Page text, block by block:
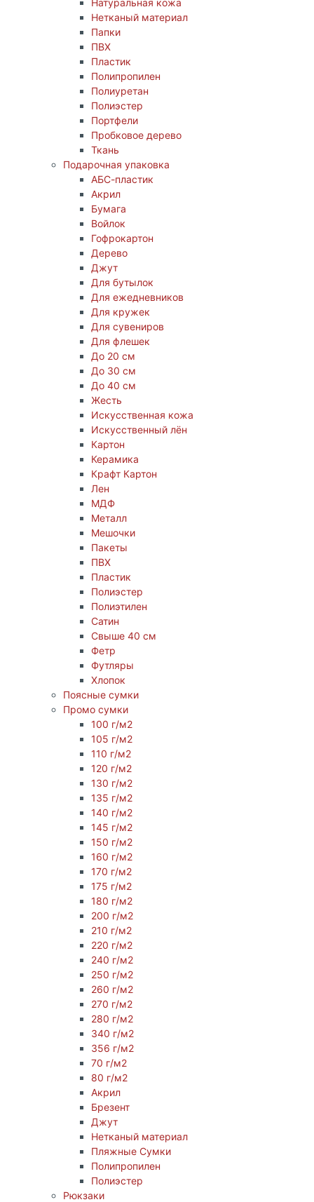
Нетканый материал
Папки
ПВХ
Пластик
Полипропилен
Полиуретан
Полиэстер
Портфели
Пробковое дерево
Ткань
Подарочная упаковка
АБС-пластик
Акрил
Бумага
Войлок
Гофрокартон
Дерево
Джут
Для бутылок
Для ежедневников
Для кружек
Для сувениров
Для флешек
До 20 см
До 30 см
До 40 см
Жесть
Искусственная кожа
Искусственный лён
Картон
Керамика
Крафт Картон
Лен
МДФ
Металл
Мешочки
Пакеты
ПВХ
Пластик
Полиэстер
Полиэтилен
Сатин
Свыше 40 см
Фетр
Футляры
Хлопок
Поясные сумки
Промо сумки
100 г/м2
105 г/м2
110 г/м2
120 г/м2
130 г/м2
135 г/м2
140 г/м2
145 г/м2
150 г/м2
160 г/м2
170 г/м2
175 г/м2
180 г/м2
200 г/м2
210 г/м2
220 г/м2
240 г/м2
250 г/м2
260 г/м2
270 г/м2
280 г/м2
340 г/м2
356 г/м2
70 г/м2
80 г/м2
Акрил
Брезент
Джут
Нетканый материал
Пляжные Сумки
Полипропилен
Полиэстер
Рюкзаки